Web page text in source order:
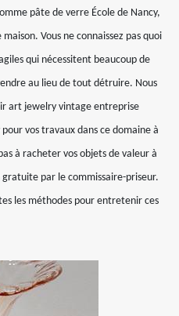
pâte de verre École de Nancy,
Vous ne connaissez pas quoi
qui nécessitent beaucoup de
au lieu de tout détruire. Nous
art jewelry vintage entreprise
vos travaux dans ce domaine à
à racheter vos objets de valeur à
par le commissaire-priseur.
les méthodes pour entretenir ces